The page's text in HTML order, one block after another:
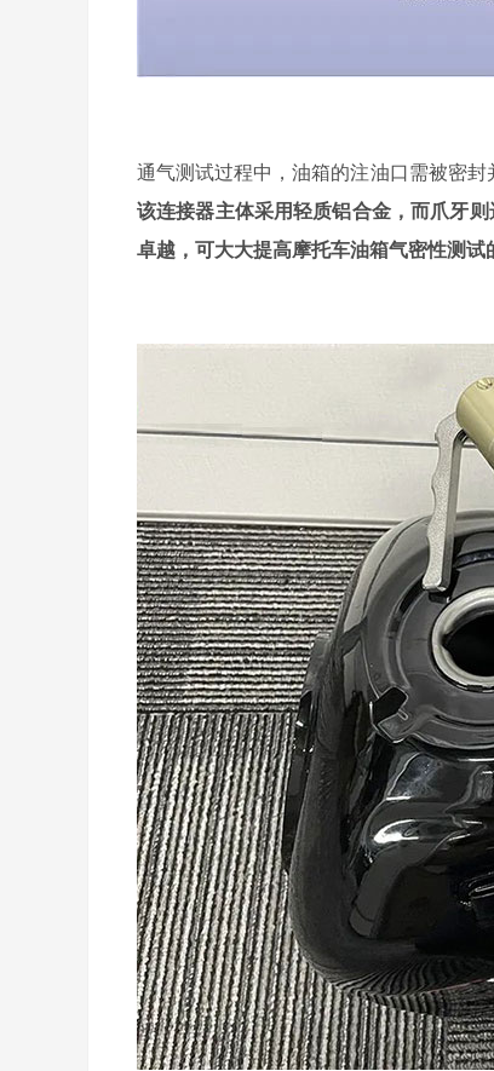
通气测试过程中，油箱的注油口需被密
该连接器主体采用轻质铝合金，而爪牙
卓越，可大大提高摩托车油箱气密性测试